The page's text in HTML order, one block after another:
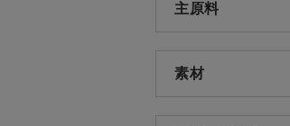
主原料
素材